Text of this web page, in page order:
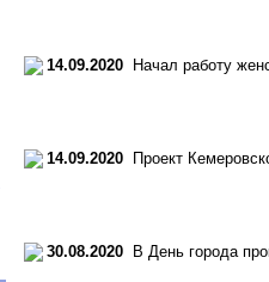
14.09.2020Начал работу
14.09.2020Проект
30.08.2020В День города